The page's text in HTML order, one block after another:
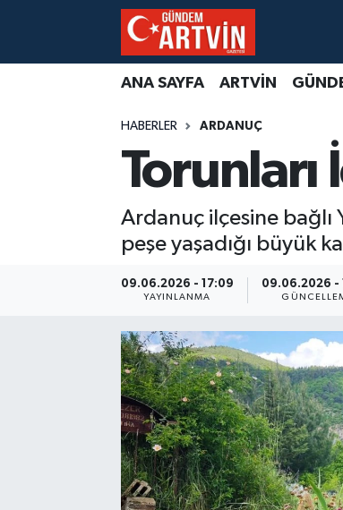
ANA SAYFA ARTVİN
HABERLER ARDANUÇ
Ardanuç ilçesine bağlı
peşe yaşadığı büyük
09.06.2026 - 17:09
YAYINLANMA
09.06.2026 -